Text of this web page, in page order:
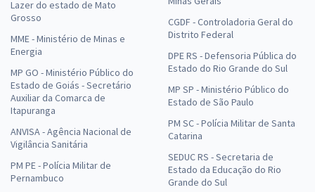
Lazer do estado de Mato
Grosso
MME - Ministério de Minas e
Energia
MP GO - Ministério Público do
Estado de Goiás - Secretário
Auxiliar da Comarca de
Itapuranga
ANVISA - Agência Nacional de
Vigilância Sanitária
PM PE - Polícia Militar de
Pernambuco
CGDF - Controladoria Geral do
Distrito Federal
DPE RS - Defensoria Pública do
Estado do Rio Grande do Sul
MP SP - Ministério Público do
Estado de São Paulo
PM SC - Polícia Militar de Santa
Catarina
SEDUC RS - Secretaria de
Estado da Educação do Rio
Grande do Sul